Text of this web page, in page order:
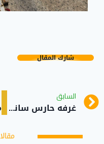
شارك المقال
السابق
غرفه حارس ساندوتش بانل حي الصفاء جدة